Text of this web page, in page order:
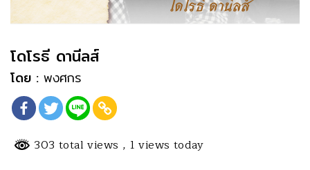
โดโรธี ดานีลส์
โดย : พงศกร
303 total views , 1 views today